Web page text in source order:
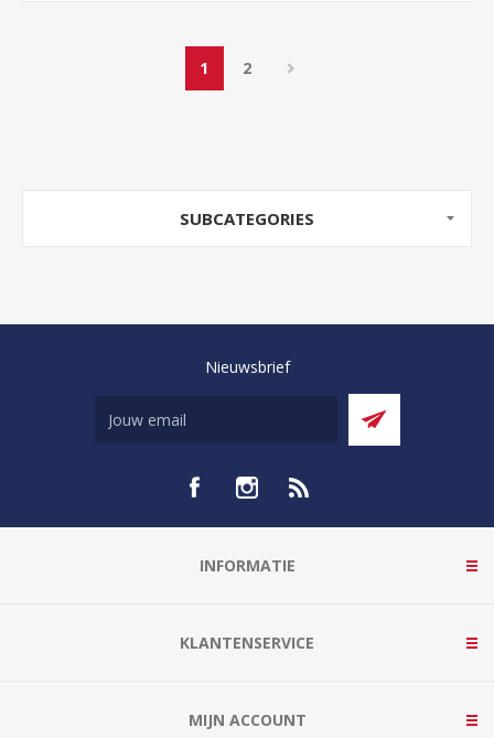
1 2
SUBCATEGORIES
Nieuwsbrief
INFORMATIE
KLANTENSERVICE
MIJN ACCOUNT